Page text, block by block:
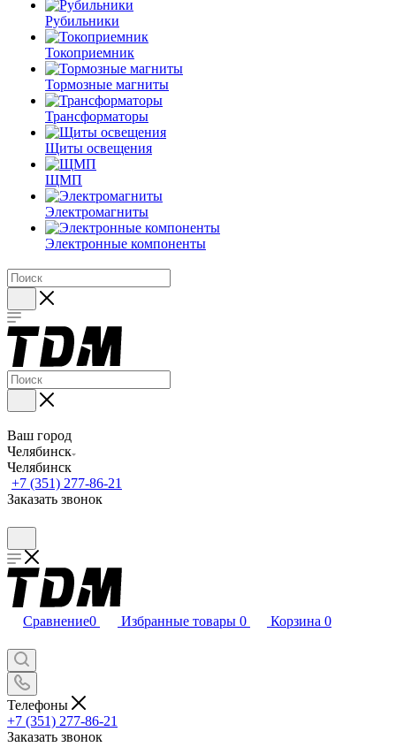
Рубильники
Токоприемник
Тормозные магниты
Трансформаторы
Щиты освещения
ЩМП
Электромагниты
Электронные компоненты
Ваш город
Челябинск
Челябинск
+7 (351) 277-86-21
Заказать звонок
Сравнение0 Избранные товары 0 Корзина 0
Телефоны
+7 (351) 277-86-21
Заказать звонок